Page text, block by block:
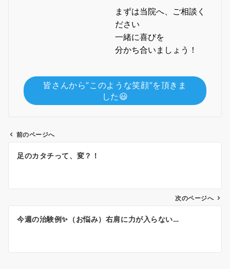
まずは当院へ、ご相談く
ださい
一緒に喜びを
分かち合いましょう！
皆さんから”このような笑顔”を頂きま
した😃
ン
前のページへ
足のカタチって、変？！
次のページへ
今週の治験例✨（お悩み）右肩に力が入らない…